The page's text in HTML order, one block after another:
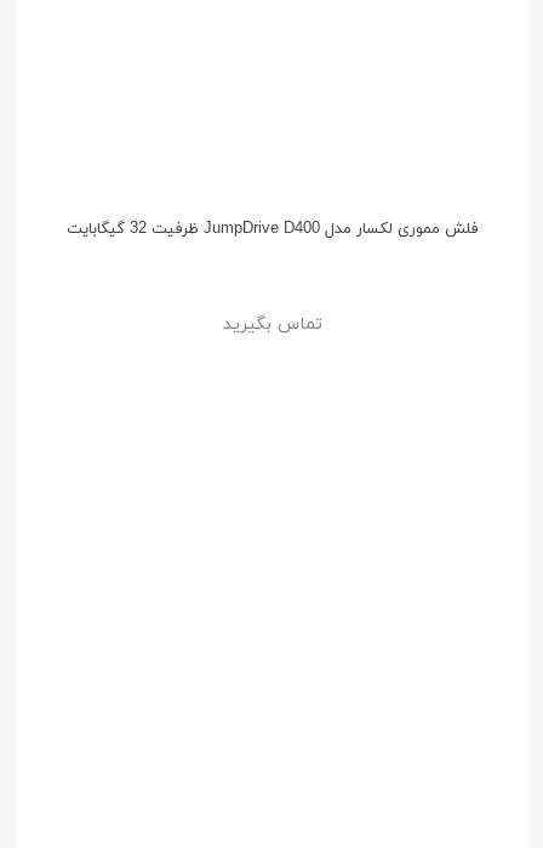
فلش مموری لکسار مدل JumpDrive D400 ظرفیت 32 گیگابایت
تماس بگیرید